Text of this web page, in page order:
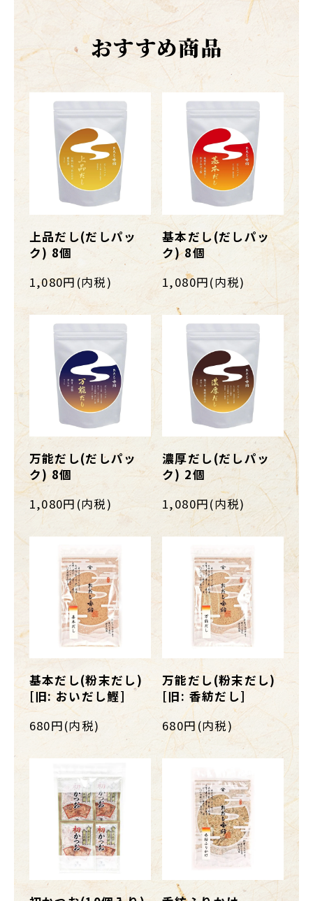
おすすめ商品
上品だし(だしパッ
ク) 8個
1,080円(内税)
基本だし(だしパッ
ク) 8個
1,080円(内税)
万能だし(だしパッ
ク) 8個
1,080円(内税)
濃厚だし(だしパッ
ク) 2個
1,080円(内税)
基本だし(粉末だし)
[旧: おいだし鰹]
680円(内税)
万能だし(粉末だし)
[旧: 香紡だし]
680円(内税)